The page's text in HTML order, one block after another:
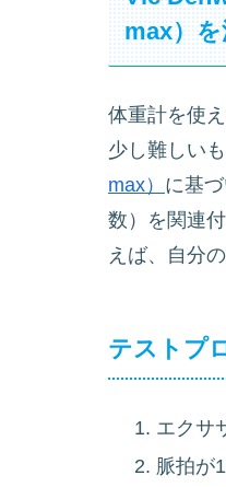
max）
体重計を使
少し難しい
max） に基
数）を関連
えば、自分
テストプ
エクサ
脈拍が